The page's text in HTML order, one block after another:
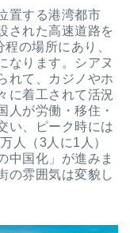
置する港湾都市
された高速道路を
の場所にあり、
なります。シアヌ
れて、カジノやホ
に着工されて活況
人が労働・移住・
い、ピーク時には
人（3人に1人）
中国化」が進みま
の雰囲気は変貌し